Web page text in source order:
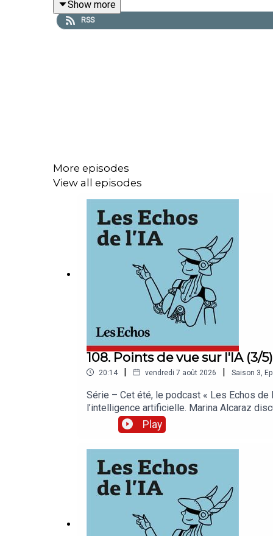
Show more
RSS
More episodes
View all episodes
108. Points de vue sur l'IA (3/
20:14 | vendredi 7 août 2026 | Saison 3 Ep.
Série – Cet été, le podcast « Les Echos
l’intelligence artificielle. Marina Alcaraz
vous vraiment l’essentiel ? La Sélection
rédaction. Retrouvez nos meilleures offres
Joséphine Boone et Samir Touzani. Cet
de service : Pierrick Fay. Invité : Jean-
société des Droits voisins de la presse).
Abstract.
Play